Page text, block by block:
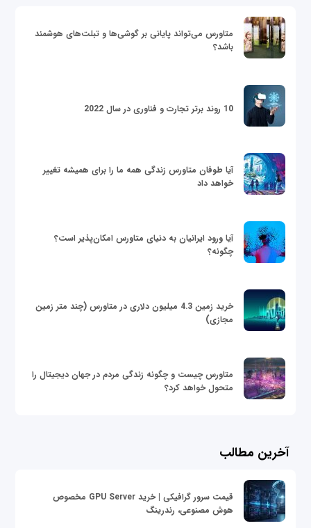
متاورس می‌تواند پایانی بر گوشی‌ها و تبلت‌های هوشمند
باشد؟
10 روند برتر تجارت و فناوری در سال 2022
آیا طوفان متاورس زندگی همه ما را برای همیشه تغییر
خواهد داد
آیا ورود ایرانیان به دنیای متاورس امکان‌پذیر است؟
چگونه؟
خرید زمین 4.3 میلیون دلاری در متاورس (چند متر زمین
مجازی)
متاورس چیست و چگونه زندگی مردم در جهان دیجیتال را
متحول خواهد کرد؟
آخرین مطالب
قیمت سرور گرافیکی | خرید GPU Server مخصوص
هوش مصنوعی، رندرینگ